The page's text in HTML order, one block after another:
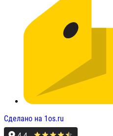
Сделано на 1os.ru